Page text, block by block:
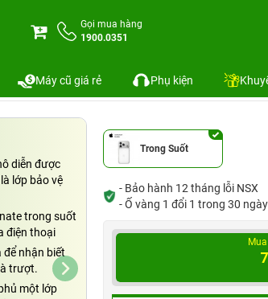
Gọi mua hàng
1900.0351
Máy cũ giá rẻ Phụ kiện
MagSafe iPhone 17 Pro | Chính hãng Apple Việt Nam
Việt Nam
diễn được
lớp bảo vệ
trong suốt
điện thoại
để nhận biết
trượt.
một lớp
Trong Suốt
- Bảo hành 12 tháng lỗi NSX
- Ố vàng 1 đổi 1 trong 30 ngày